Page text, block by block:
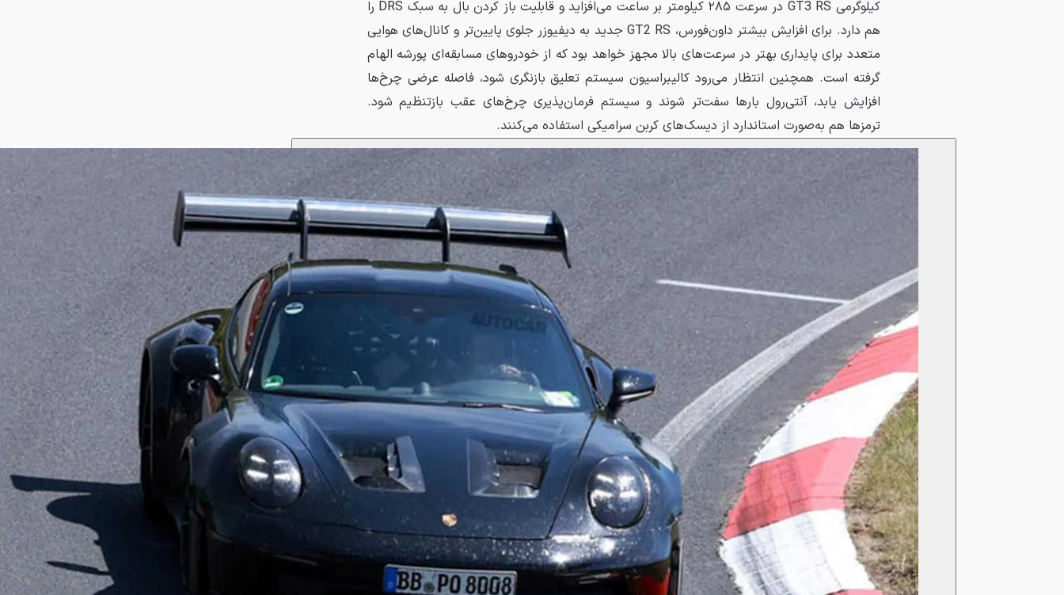
کیلوگرمی GT3 RS در سرعت ۲۸۵ کیلومتر بر ساعت می‌افزاید و قابلیت باز کردن بال به سبک DRS را
هم دارد. برای افزایش بیشتر داون‌فورس، GT2 RS جدید به دیفیوزر جلوی پایین‌تر و کانال‌های هوایی
متعدد برای پایداری بهتر در سرعت‌های بالا مجهز خواهد بود که از خودروهای مسابقه‌ای پورشه الهام
گرفته است. همچنین انتظار می‌رود کالیبراسیون سیستم تعلیق بازنگری شود، فاصله عرضی چرخ‌ها
افزایش یابد، آنتی‌رول بارها سفت‌تر شوند و سیستم فرمان‌پذیری چرخ‌های عقب بازتنظیم شود.
ترمزها هم به‌صورت استاندارد از دیسک‌های کربن سرامیکی استفاده می‌کنند.